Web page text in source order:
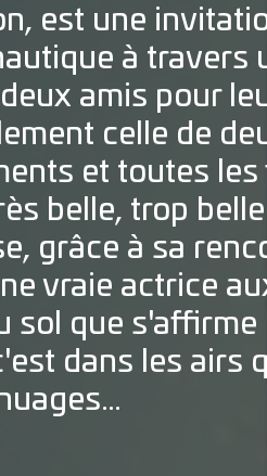
est une
à travers
amis pour
celle de
et toutes les
belle, trop
grâce à sa
vraie actrice
sol que
dans les airs